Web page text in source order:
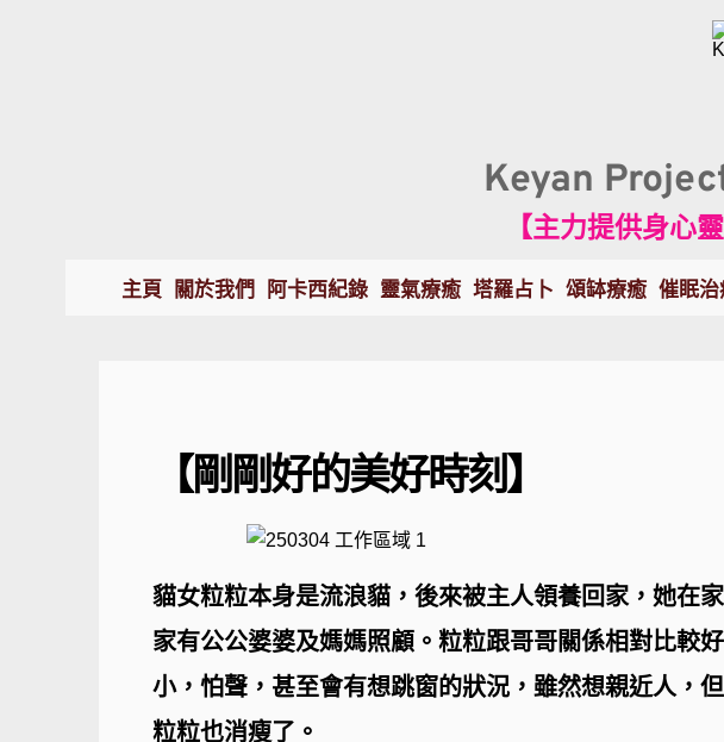
Keyan
【主力提供身心
主頁 關於我們 阿卡西紀錄 靈氣療癒 塔羅占卜 頌缽療癒 催眠治
【剛剛好的美好時刻】
貓女粒粒本身是流浪貓，後來被主人領養回家，她在
家有公公婆婆及媽媽照顧。粒粒跟哥哥關係相對比較
小，怕聲，甚至會有想跳窗的狀況，雖然想親近人，
粒粒也消瘦了。